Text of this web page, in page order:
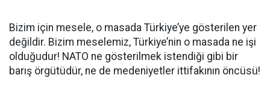
Bizim için mesele, o masada Türkiye’ye gösterilen yer
değildir. Bizim meselemiz, Türkiye’nin o masada ne işi
olduğudur! NATO ne gösterilmek istendiği gibi bir
barış örgütüdür, ne de medeniyetler ittifakının öncüsü!